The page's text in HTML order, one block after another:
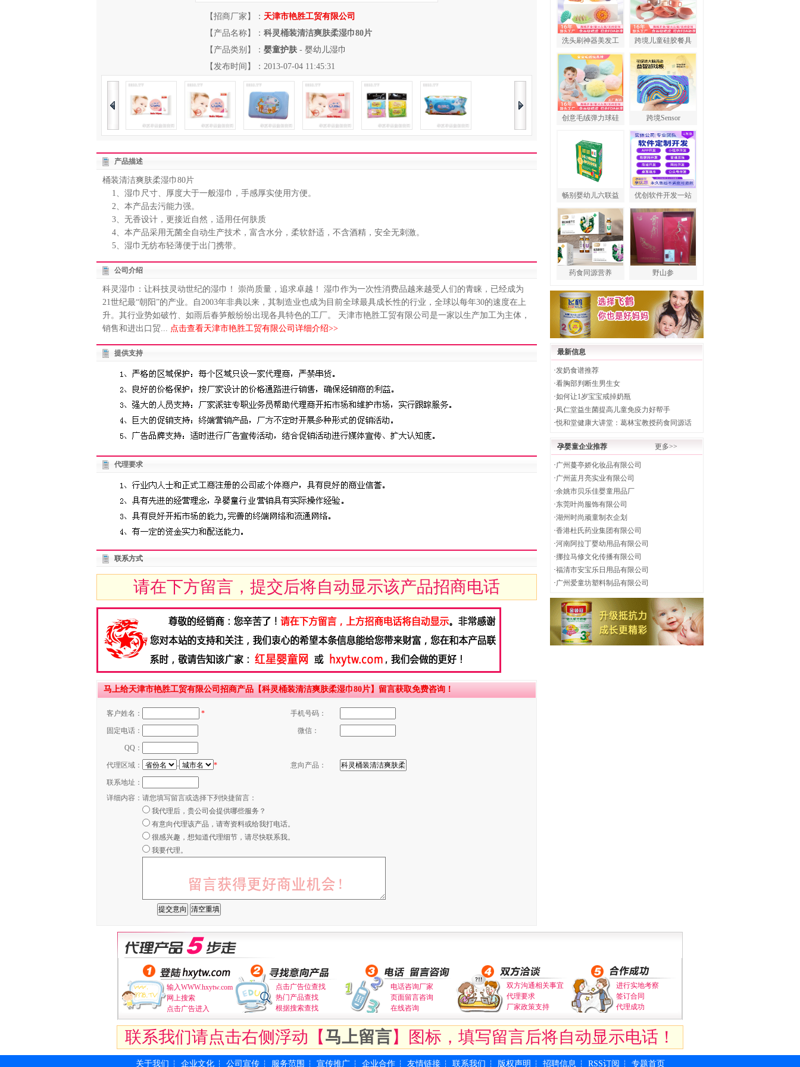
【招商厂家】： 天津市艳胜工贸有限公司
【产品名称】： 科灵桶装清洁爽肤柔湿巾80片
【产品类别】： 婴童护肤 - 婴幼儿湿巾
【发布时间】：2013-07-04 11:45:31
产品描述
桶装清洁爽肤柔湿巾80片
1、湿巾尺寸、厚度大于一般湿巾，手感厚实使用方便。
2、本产品去污能力强。
3、无香设计，更接近自然，适用任何肤质
4、本产品采用无菌全自动生产技术，富含水分，柔软舒适，不含酒精，安全无刺激。
5、湿巾无纺布轻薄便于出门携带。
公司介绍
科灵湿巾：让科技灵动世纪的湿巾！ 崇尚质量，追求卓越！ 湿巾作为一次性消费品越来越受人们的青睐，已经成为
21世纪最“朝阳”的产业。自2003年非典以来，其制造业也成为目前全球最具成长性的行业，全球以每年30的速度在上
升。其行业势如破竹、如雨后春笋般纷纷出现各具特色的工厂。 天津市艳胜工贸有限公司是一家以生产加工为主体，
销售和进出口贸... 点击查看天津市艳胜工贸有限公司详细介绍>>
提供支持
代理要求
联系方式
请在下方留言，提交后将自动显示该产品招商电话
马上给天津市艳胜工贸有限公司招商产品【科灵桶装清洁爽肤柔湿巾80片】留言获取免费咨询！
客户姓名： * 手机号码：
固定电话： 微信：
QQ：
代理区域： - * 意向产品：
联系地址：
详细内容： 请您填写留言或选择下列快捷留言：
我代理后，贵公司会提供哪些服务？
有意向代理该产品，请寄资料或给我打电话。
很感兴趣，想知道代理细节，请尽快联系我。
我要代理。
洗头刷神器美发工 跨境儿童硅胶餐具
创意毛绒弹力球硅 跨境Sensor
畅别婴幼儿六联益 优创软件开发一站
药食同源营养 野山参
最新信息
·发奶食谱推荐
·看胸部判断生男生女
·如何让1岁宝宝戒掉奶瓶
·凤仁堂益生菌提高儿童免疫力好帮手
·悦和堂健康大讲堂：葛林宝教授药食同源话
孕婴童企业推荐 更多>>
·广州蔓亭娇化妆品有限公司
·广州蓝月亮实业有限公司
·余姚市贝乐佳婴童用品厂
·东莞叶尚服饰有限公司
·湖州时尚顽童制衣企划
·香港杜氏药业集团有限公司
·河南阿拉丁婴幼用品有限公司
·挪拉马修文化传播有限公司
·福清市安宝乐日用品有限公司
·广州爱童坊塑料制品有限公司
输入WWW.hxytw.com
网上搜索
点击广告进入
点击广告位查找
热门产品查找
根据搜索查找
电话咨询厂家
页面留言咨询
在线咨询
双方沟通相关事宜
代理要求
厂家政策支持
进行实地考察
签订合同
代理成功
联系我们请点击右侧浮动【马上留言】图标，填写留言后将自动显示电话！
关于我们 ┆ 企业文化 ┆ 公司宣传 ┆ 服务范围 ┆ 宣传推广 ┆ 企业合作 ┆ 友情链接 ┆ 联系我们 ┆ 版权声明 ┆ 招聘信息 ┆ RSS订阅 ┆ 专题首页